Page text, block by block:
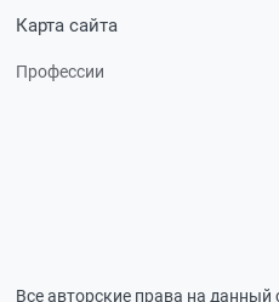
Карта сайта
Профессии
Все авторские права на